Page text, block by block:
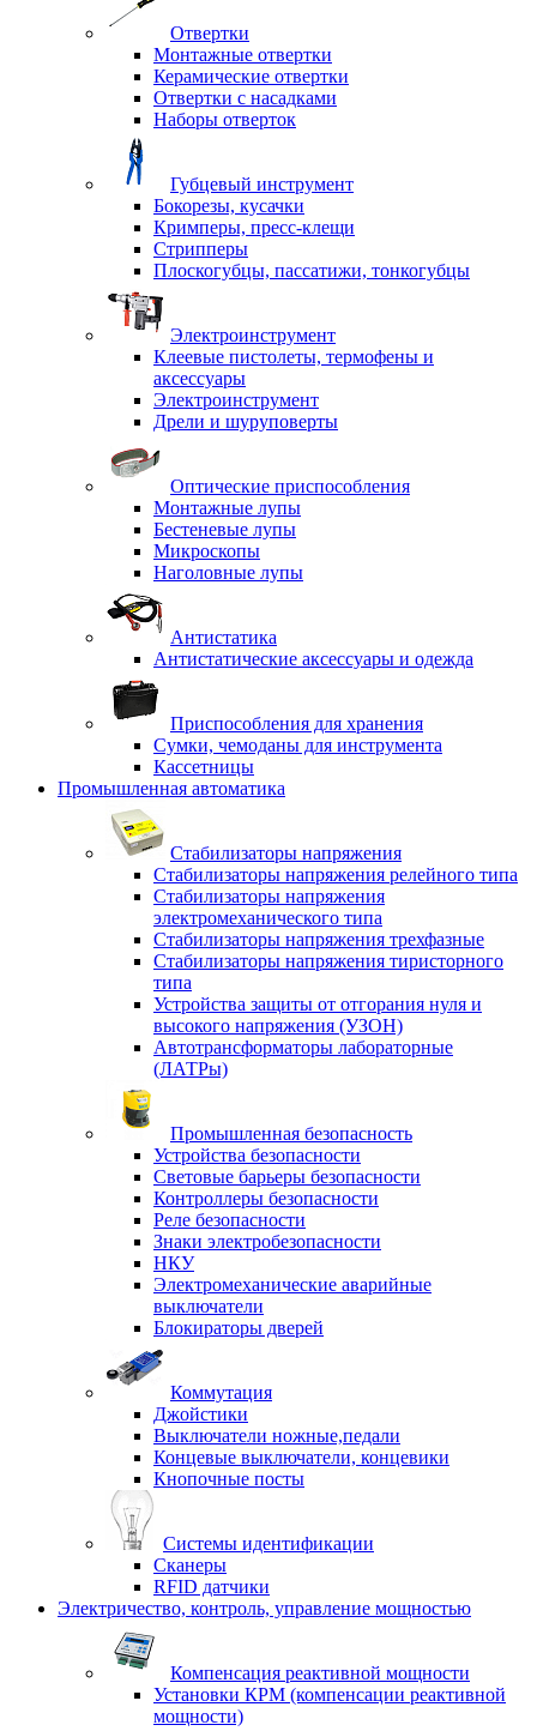
Отвертки
Монтажные отвертки
Керамические отвертки
Отвертки с насадками
Наборы отверток
Губцевый инструмент
Бокорезы, кусачки
Кримперы, пресс-клещи
Стрипперы
Плоскогубцы, пассатижи, тонкогубцы
Электроинструмент
Клеевые пистолеты, термофены и
аксессуары
Электроинструмент
Дрели и шуруповерты
Оптические приспособления
Монтажные лупы
Бестеневые лупы
Микроскопы
Наголовные лупы
Антистатика
Антистатические аксессуары и одежда
Приспособления для хранения
Сумки, чемоданы для инструмента
Кассетницы
Промышленная автоматика
Стабилизаторы напряжения
Стабилизаторы напряжения релейного типа
Стабилизаторы напряжения
электромеханического типа
Стабилизаторы напряжения трехфазные
Стабилизаторы напряжения тиристорного
типа
Устройства защиты от отгорания нуля и
высокого напряжения (УЗОН)
Автотрансформаторы лабораторные
(ЛАТРы)
Промышленная безопасность
Устройства безопасности
Световые барьеры безопасности
Контроллеры безопасности
Реле безопасности
Знаки электробезопасности
НКУ
Электромеханические аварийные
выключатели
Блокираторы дверей
Коммутация
Джойстики
Выключатели ножные,педали
Концевые выключатели, концевики
Кнопочные посты
Системы идентификации
Сканеры
RFID датчики
Электричество, контроль, управление мощностью
Компенсация реактивной мощности
Установки КРМ (компенсации реактивной
мощности)